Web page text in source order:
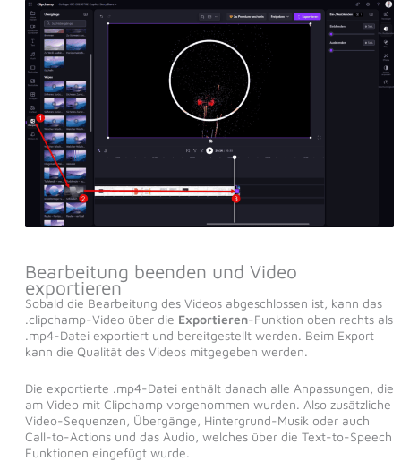
Bearbeitung beenden und Video
exportieren
Sobald die Bearbeitung des Videos abgeschlossen ist, kann das
.clipchamp-Video über die Exportieren-Funktion oben rechts als
.mp4-Datei exportiert und bereitgestellt werden. Beim Export
kann die Qualität des Videos mitgegeben werden.
Die exportierte .mp4-Datei enthält danach alle Anpassungen, die
am Video mit Clipchamp vorgenommen wurden. Also zusätzliche
Video-Sequenzen, Übergänge, Hintergrund-Musik oder auch
Call-to-Actions und das Audio, welches über die Text-to-Speech
Funktionen eingefügt wurde.